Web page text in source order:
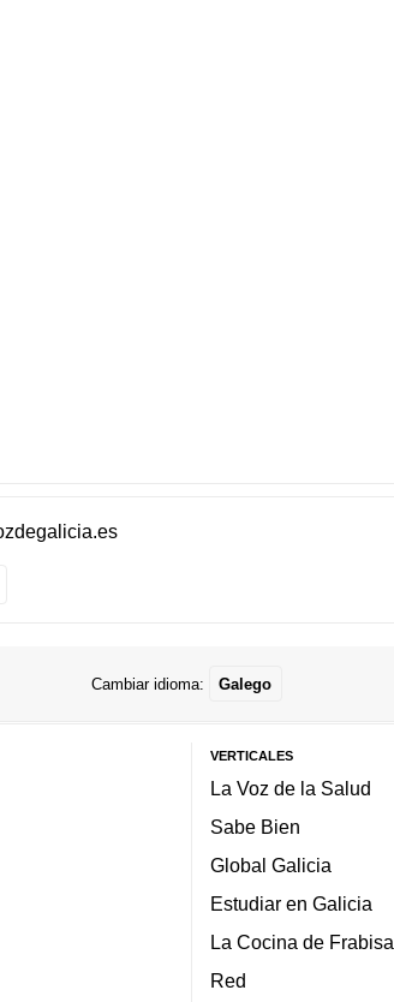
Cambiar idioma: Galego
VERTICALES
La Voz de la Salud
Sabe Bien
Global Galicia
Estudiar en Galicia
La Cocina de Frabisa
Red